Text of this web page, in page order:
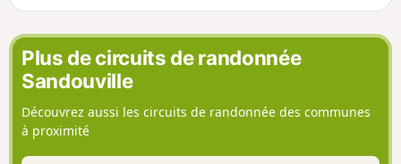
Plus de circuits de randonnée
Sandouville
Découvrez aussi les circuits de randonnée des communes
à proximité